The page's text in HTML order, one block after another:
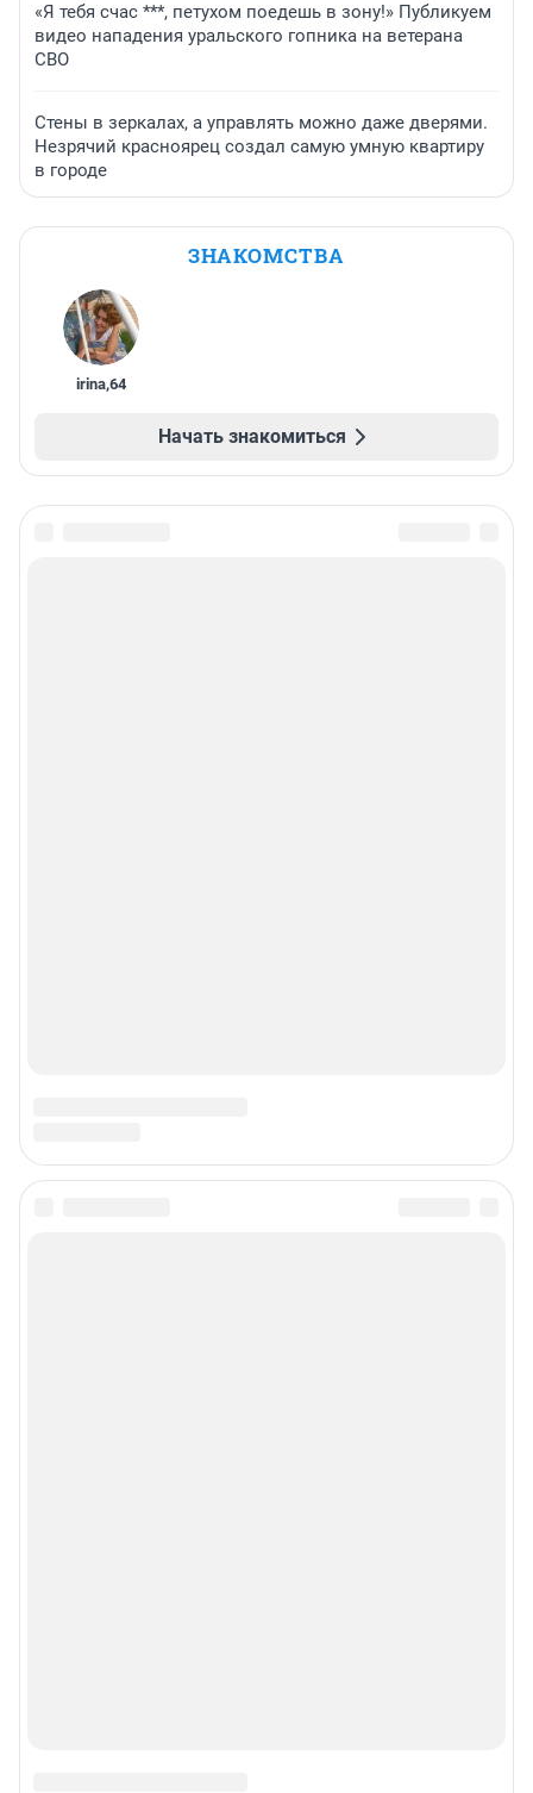
«Я тебя счас ***, петухом поедешь в зону!» Публикуем
видео нападения уральского гопника на ветерана
СВО
Стены в зеркалах, а управлять можно даже дверями.
Незрячий красноярец создал самую умную квартиру
в городе
ЗНАКОМСТВА
irina,64
Начать знакомиться